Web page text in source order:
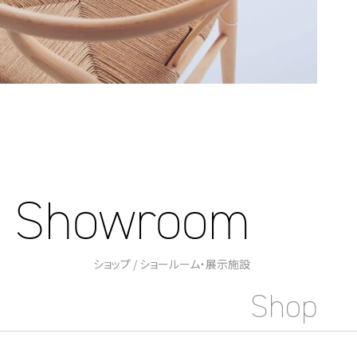
Showroom
ショップ / ショールーム・展示施設
Shop